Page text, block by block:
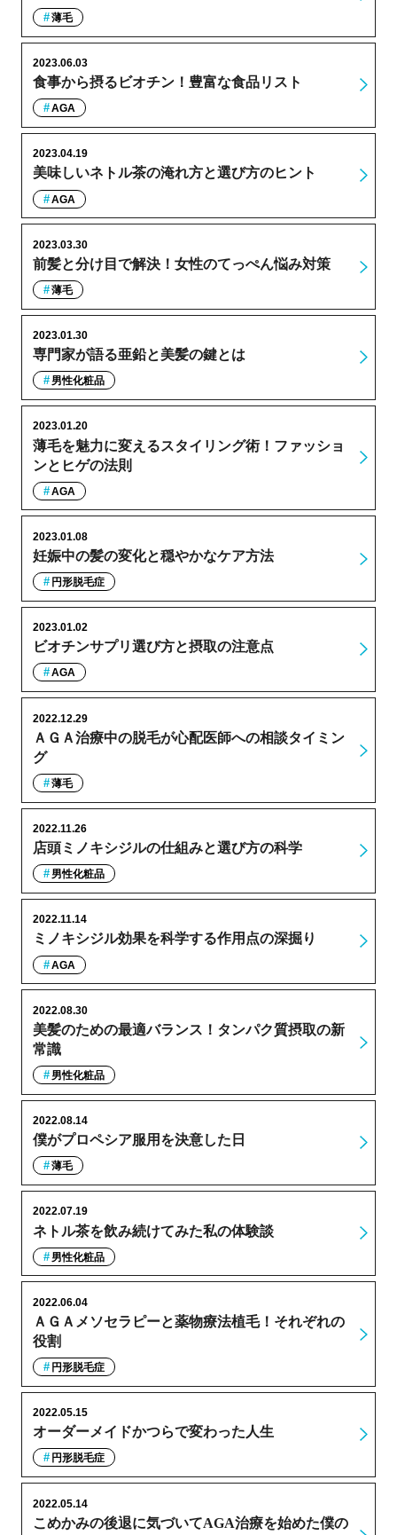
薄毛
食事から摂るビオチン！豊富な食品リスト
2023.06.03
AGA
美味しいネトル茶の淹れ方と選び方のヒント
2023.04.19
AGA
前髪と分け目で解決！女性のてっぺん悩み対策
2023.03.30
薄毛
専門家が語る亜鉛と美髪の鍵とは
2023.01.30
男性化粧品
薄毛を魅力に変えるスタイリング術！ファッショ
ンとヒゲの法則
2023.01.20
AGA
妊娠中の髪の変化と穏やかなケア方法
2023.01.08
円形脱毛症
ビオチンサプリ選び方と摂取の注意点
2023.01.02
AGA
ＡＧＡ治療中の脱毛が心配医師への相談タイミン
グ
2022.12.29
薄毛
店頭ミノキシジルの仕組みと選び方の科学
2022.11.26
男性化粧品
ミノキシジル効果を科学する作用点の深掘り
2022.11.14
AGA
美髪のための最適バランス！タンパク質摂取の新
常識
2022.08.30
男性化粧品
僕がプロペシア服用を決意した日
2022.08.14
薄毛
ネトル茶を飲み続けてみた私の体験談
2022.07.19
男性化粧品
ＡＧＡメソセラピーと薬物療法植毛！それぞれの
役割
2022.06.04
円形脱毛症
オーダーメイドかつらで変わった人生
2022.05.15
円形脱毛症
こめかみの後退に気づいてAGA治療を始めた僕の
2022.05.14